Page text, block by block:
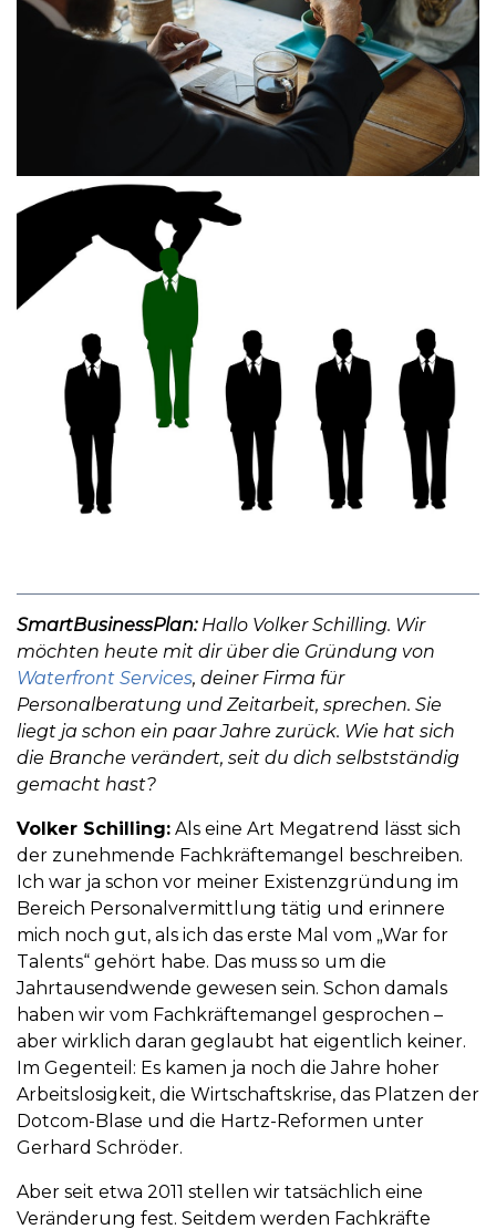
SmartBusinessPlan: Hallo Volker Schilling. Wir
möchten heute mit dir über die Gründung von
Waterfront Services, deiner Firma für
Personalberatung und Zeitarbeit, sprechen. Sie
liegt ja schon ein paar Jahre zurück. Wie hat sich
die Branche verändert, seit du dich selbstständig
gemacht hast?
Volker Schilling: Als eine Art Megatrend lässt sich
der zunehmende Fachkräftemangel beschreiben.
Ich war ja schon vor meiner Existenzgründung im
Bereich Personalvermittlung tätig und erinnere
mich noch gut, als ich das erste Mal vom „War for
Talents“ gehört habe. Das muss so um die
Jahrtausendwende gewesen sein. Schon damals
haben wir vom Fachkräftemangel gesprochen –
aber wirklich daran geglaubt hat eigentlich keiner.
Im Gegenteil: Es kamen ja noch die Jahre hoher
Arbeitslosigkeit, die Wirtschaftskrise, das Platzen der
Dotcom-Blase und die Hartz-Reformen unter
Gerhard Schröder.
Aber seit etwa 2011 stellen wir tatsächlich eine
Veränderung fest. Seitdem werden Fachkräfte